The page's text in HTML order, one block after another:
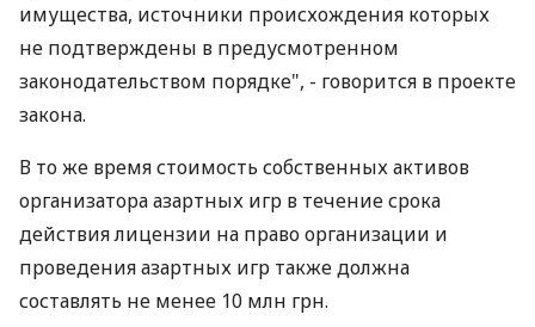
имущества, источники происхождения которых
не подтверждены в предусмотренном
законодательством порядке", - говорится в проекте
закона.
В то же время стоимость собственных активов
организатора азартных игр в течение срока
действия лицензии на право организации и
проведения азартных игр также должна
составлять не менее 10 млн грн.